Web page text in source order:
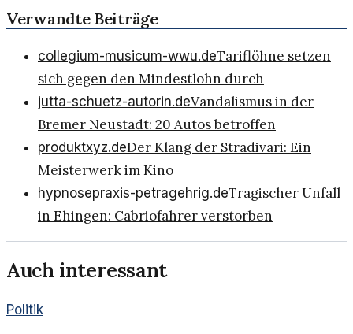
Verwandte Beiträge
collegium-musicum-wwu.deTariflöhne setzen
sich gegen den Mindestlohn durch
jutta-schuetz-autorin.deVandalismus in der
Bremer Neustadt: 20 Autos betroffen
produktxyz.deDer Klang der Stradivari: Ein
Meisterwerk im Kino
hypnosepraxis-petragehrig.deTragischer Unfall
in Ehingen: Cabriofahrer verstorben
Auch interessant
Politik